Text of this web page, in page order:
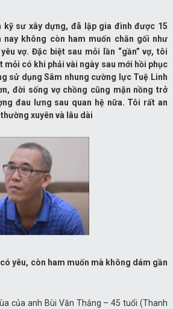
kỹ sư xây dựng, đã lập gia đình được 15
nay không còn ham muốn chăn gối như
vợ. Đặc biệt sau mỗi lần “gần” vợ, tôi
có khi phải vài ngày sau mới hồi phục
sử dụng Sâm nhung cường lực Tuệ Linh
đời sống vợ chồng cũng mặn nồng trở
đau lưng sau quan hệ nữa. Tôi rất an
xuyên và lâu dài
yêu, còn ham muốn mà không dám gần
của anh Bùi Văn Thắng – 45 tuổi (Thanh